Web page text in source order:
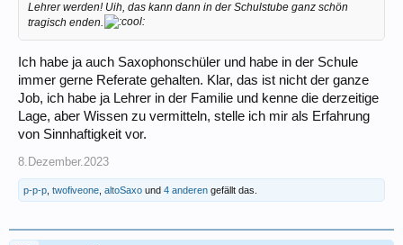
Lehrer werden! Uih, das kann dann in der Schulstube ganz schön
tragisch enden.
Ich habe ja auch Saxophonschüler und habe in der Schule
immer gerne Referate gehalten. Klar, das ist nicht der ganze
Job, ich habe ja Lehrer in der Familie und kenne die derzeitige
Lage, aber Wissen zu vermitteln, stelle ich mir als Erfahrung
von Sinnhaftigkeit vor.
8.Dezember.2023
p-p-p twofiveone altoSaxo und 4 anderen gefällt das.